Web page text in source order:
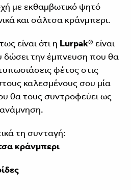
με εκθαμβωτικό ψητό
και σάλτσα κράνμπερι.
είναι ότι η Lurpak® είναι
δώσει την έμπνευση που θα
φέτος στις
καλεσμένους σου μία
θα τους συντροφεύει ως
τη συνταγή:
κράνμπερι